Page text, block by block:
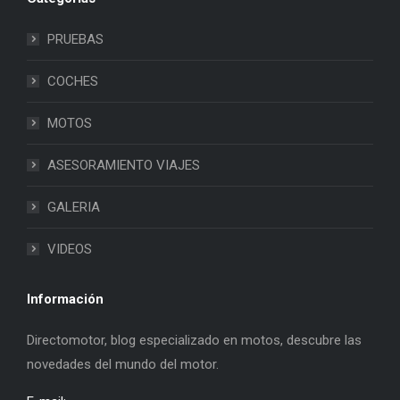
PRUEBAS
COCHES
MOTOS
ASESORAMIENTO VIAJES
GALERIA
VIDEOS
Información
Directomotor, blog especializado en motos, descubre las
novedades del mundo del motor.